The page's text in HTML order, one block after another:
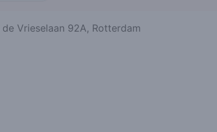
de Vrieselaan 92A, Rotterdam